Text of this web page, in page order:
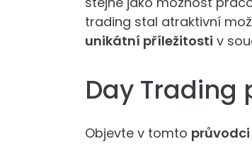
trading stal atraktivní
unikátní příležitosti v
Day Trading
Objevte v tomto průvodci